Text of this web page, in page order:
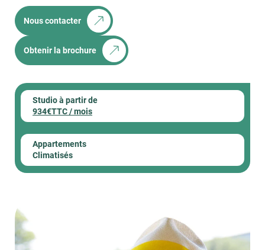
Obtenir la brochure
Nous contacter
Studio à partir de
934€TTC / mois
Appartements
Climatisés